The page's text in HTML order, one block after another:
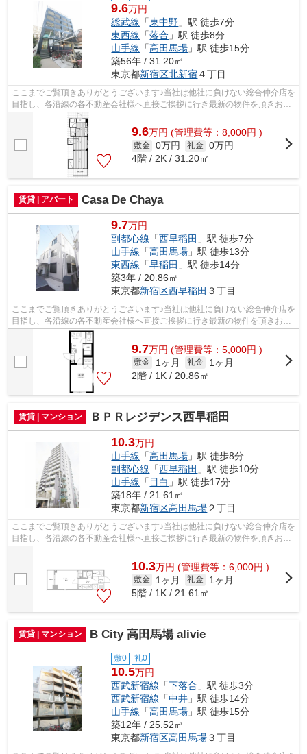
9.6万円
総武線 「東中野 」駅 徒歩7分
東西線 「落合 」駅 徒歩8分
山手線 「高田馬場 」駅 徒歩15分
築56年 / 31.20㎡
東京都新宿区北新宿４丁目
ここまでご覧頂きありがとうございます♪当社は他社に負けない総合仲介店を
目指し、各沿線の各不動産会社様へ直接ご挨拶に行き最新の物件を頂きお客
様へ提供しております！最新の情報は...
9.6万円 (管理費等：8,000円 )
敷金 0万円 礼金 0万円
4階 / 2K / 31.20㎡
賃貸 | アパート Casa De Chaya
9.7万円
副都心線 「西早稲田 」駅 徒歩7分
山手線 「高田馬場 」駅 徒歩13分
東西線 「早稲田 」駅 徒歩14分
築3年 / 20.86㎡
東京都新宿区西早稲田 ３丁目
ここまでご覧頂きありがとうございます♪当社は他社に負けない総合仲介店を
目指し、各沿線の各不動産会社様へ直接ご挨拶に行き最新の物件を頂きお客
様へ提供しております！最新の情報は...
9.7万円 (管理費等：5,000円 )
敷金 1ヶ月 礼金
1ヶ月
2階 / 1K / 20.86㎡
賃貸 | マンション ＢＰＲレジデンス西早稲田
10.3万円
山手線 「高田馬場 」駅 徒歩8分
副都心線 「西早稲田 」駅 徒歩10分
山手線 「 目白 」駅 徒歩17分
築18年 / 21.61㎡
東京都新宿区高田馬場２丁目
ここまでご覧頂きありがとうございます♪当社は他社に負けない総合仲介店を
目指し、各沿線の各不動産会社様へ直接ご挨拶に行き最新の物件を頂きお客
10.3万円 (管理費等：6,000円 )
敷金 1ヶ月 礼金
1ヶ月
5階 / 1K / 21.61㎡
賃貸 | マンション B City 高田馬場 alivie
敷0 礼0
10.5万円
西武新宿線 「下落合 」駅 徒歩3分
西武新宿線 「中井 」駅 徒歩14分
山手線 「高田馬場 」駅 徒歩15分
築12年 / 25.52㎡
東京都新宿区高田馬場３丁目